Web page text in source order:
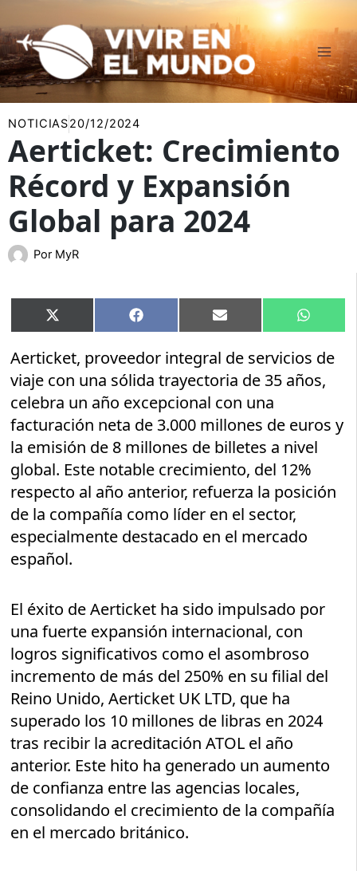
al
contenido
NOTICIAS20/12/2024
Aerticket: Crecimiento
Récord y Expansión
Global para 2024
Por MyR
Compartir
en
X
(Twitter)
Compartir
en
Facebook Compartir
en
Email
en
Aerticket, proveedor integral de servicios de
viaje con una sólida trayectoria de 35 años,
celebra un año excepcional con una
facturación neta de 3.000 millones de euros y
la emisión de 8 millones de billetes a nivel
global. Este notable crecimiento, del 12%
respecto al año anterior, refuerza la posición
de la compañía como líder en el sector,
especialmente destacado en el mercado
español.
El éxito de Aerticket ha sido impulsado por
una fuerte expansión internacional, con
logros significativos como el asombroso
incremento de más del 250% en su filial del
Reino Unido, Aerticket UK LTD, que ha
superado los 10 millones de libras en 2024
tras recibir la acreditación ATOL el año
anterior. Este hito ha generado un aumento
de confianza entre las agencias locales,
consolidando el crecimiento de la compañía
en el mercado británico.